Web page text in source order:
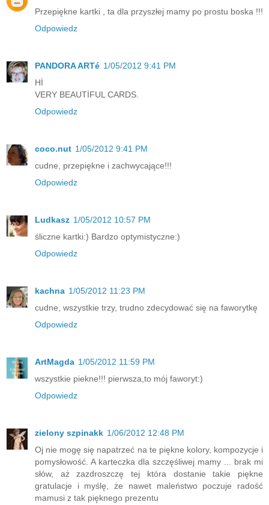
Przepiękne kartki , ta dla przyszłej mamy po prostu boska !!!
Odpowiedz
PANDORA ARTé 1/05/2012 9:41 PM
Hİ
VERY BEAUTİFUL CARDS.
Odpowiedz
coco.nut 1/05/2012 9:41 PM
cudne, przepiękne i zachwycające!!!
Odpowiedz
Ludkasz 1/05/2012 10:57 PM
śliczne kartki:) Bardzo optymistyczne:)
Odpowiedz
kachna 1/05/2012 11:23 PM
cudne, wszystkie trzy, trudno zdecydować się na faworytkę
Odpowiedz
ArtMagda 1/05/2012 11:59 PM
wszystkie piekne!!! pierwsza,to mój faworyt:)
Odpowiedz
zielony szpinakk 1/06/2012 12:48 PM
Oj nie mogę się napatrzeć na te piękne kolory, kompozycje i
pomysłowość. A karteczka dla szczęśliwej mamy ... brak mi
słów, aż zazdroszczę tej która dostanie takie piękne
gratulacje i myślę, że nawet maleństwo poczuje radość
mamusi z tak pięknego prezentu